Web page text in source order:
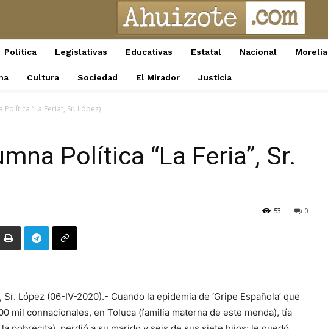
Política Legislativas Educativas Estatal Nacional Morelia
Cultura Sociedad El Mirador Justicia
“La Feria”, Sr. López)
Política “La Feria”, Sr.
0
53
Sr. López (06-IV-2020).- Cuando la epidemia de ‘Gripe Española’ que
mil connacionales, en Toluca (familia materna de este menda), tía